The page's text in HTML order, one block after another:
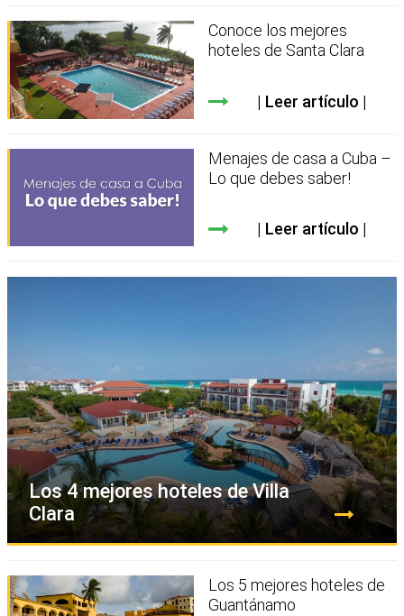
Conoce los mejores
hoteles de Santa Clara
Leer artículo
Menajes de casa a Cuba –
Lo que debes saber!
Leer artículo
Los 4 mejores hoteles de Villa
Clara
Los 5 mejores hoteles de
Guantánamo